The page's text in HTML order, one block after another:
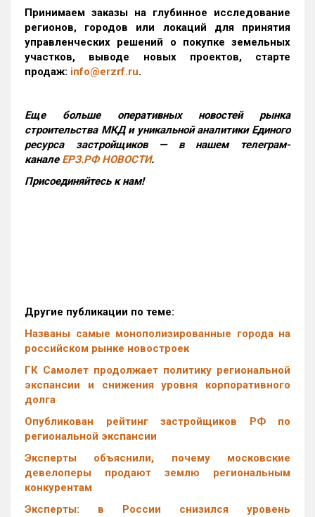
Принимаем заказы на глубинное исследование
регионов, городов или локаций для принятия
управленческих решений о покупке земельных
участков, выводе новых проектов, старте
продаж: info@erzrf.ru.
Еще больше оперативных новостей рынка
строительства МКД и уникальной аналитики Единого
ресурса застройщиков — в нашем телеграм-
канале ЕРЗ.РФ НОВОСТИ.
Присоединяйтесь к нам!
Другие публикации по теме:
Названы самые монополизированные города на
российском рынке новостроек
ГК Самолет продолжает политику региональной
экспансии и снижения уровня корпоративного
долга
Опубликован рейтинг застройщиков РФ по
региональной экспансии
Эксперты объяснили, почему московские
девелоперы продают землю региональным
конкурентам
Эксперты: в России снизился уровень